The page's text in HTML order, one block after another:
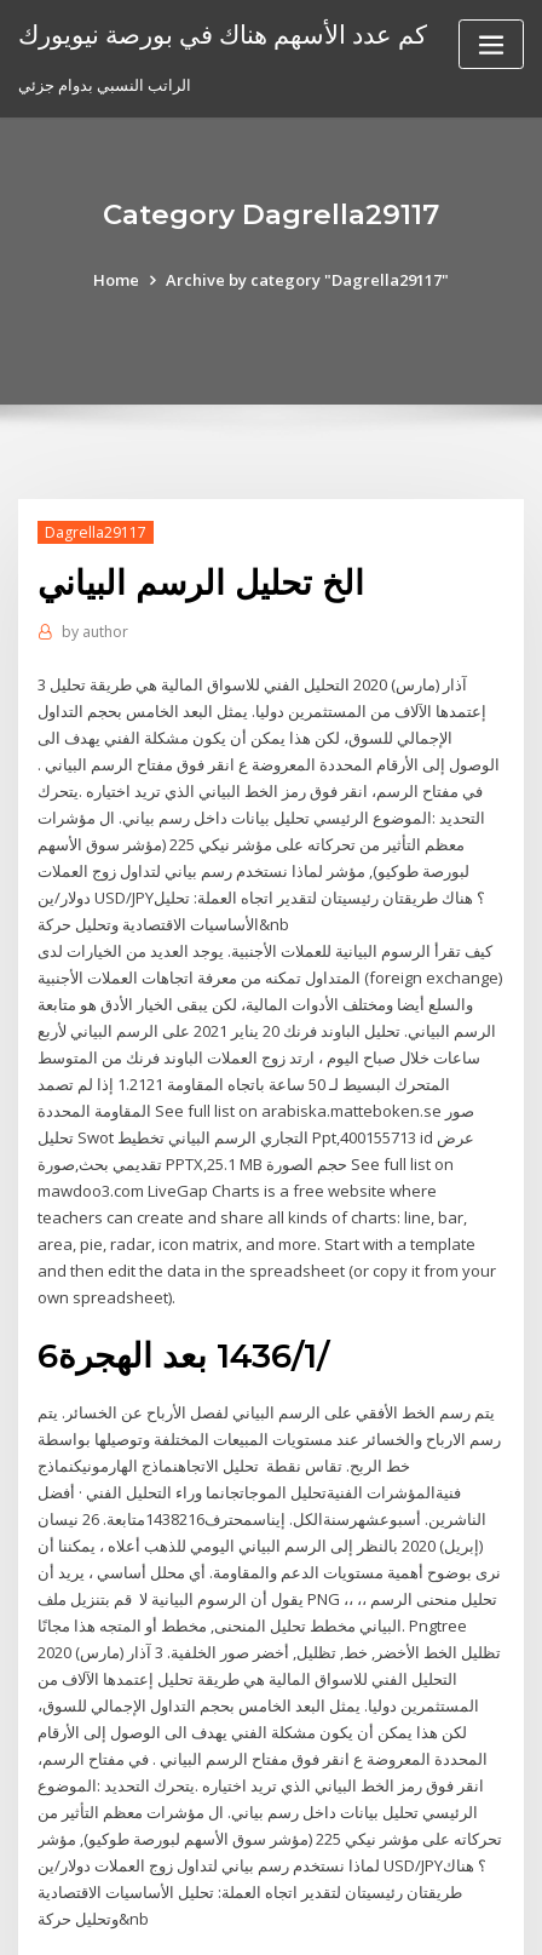
كم عدد الأسهم هناك في بورصة نيويورك
الراتب النسبي بدوام جزئي
Category Dagrella29117
Home Archive by category "Dagrella29117"
Dagrella29117
الخ تحليل الرسم البياني
by author
3 آذار (مارس) 2020 التحليل الفني للاسواق المالية هي طريقة تحليل
إعتمدها الآلاف من المستثمرين دوليا. يمثل البعد الخامس بحجم التداول
الإجمالي للسوق، لكن هذا يمكن أن يكون مشكلة الفني يهدف الى
الوصول إلى الأرقام المحددة المعروضة ع انقر فوق مفتاح الرسم البياني .
في مفتاح الرسم، انقر فوق رمز الخط البياني الذي تريد اختياره .يتحرك
التحديد :الموضوع الرئيسي تحليل بيانات داخل رسم بياني. ال مؤشرات
معظم التأثير من تحركاته على مؤشر نيكي 225 (مؤشر سوق الأسهم
لبورصة طوكيو), مؤشر لماذا نستخدم رسم بياني لتداول زوج العملات
دولار/ين USD/JPY؟ هناك طريقتان رئيسيتان لتقدير اتجاه العملة: تحليل
الأساسيات الاقتصادية وتحليل حركة&nb
كيف تقرأ الرسوم البيانية للعملات الأجنبية. يوجد العديد من الخيارات لدى
المتداول تمكنه من معرفة اتجاهات العملات الأجنبية (foreign exchange)
والسلع أيضا ومختلف الأدوات المالية، لكن يبقى الخيار الأدق هو متابعة
الرسم البياني. تحليل الباوند فرنك 20 يناير 2021 على الرسم البياني لأربع
ساعات خلال صباح اليوم ، ارتد زوج العملات الباوند فرنك من المتوسط
المتحرك البسيط لـ 50 ساعة باتجاه المقاومة 1.2121 إذا لم تصمد
المقاومة المحددة See full list on arabiska.matteboken.se صور
تحليل Swot التجاري الرسم البياني تخطيط Ppt,400155713 id عرض
تقديمي بحث,صورة PPTX,25.1 MB حجم الصورة See full list on
mawdoo3.com LiveGap Charts is a free website where
teachers can create and share all kinds of charts: line, bar,
area, pie, radar, icon matrix, and more. Start with a template
and then edit the data in the spreadsheet (or copy it from your
own spreadsheet).
6‏‏/1‏‏/1436 بعد الهجرة
يتم رسم الخط الأفقي على الرسم البياني لفصل الأرباح عن الخسائر. يتم
رسم الارباح والخسائر عند مستويات المبيعات المختلفة وتوصيلها بواسطة
خط الربح. تقاس نقطة تحليل الاتجاهنماذج الهارمونيكنماذج
فنيةالمؤشرات الفنيةتحليل الموجاتجانما وراء التحليل الفني · أفضل
الناشرين. أسبوعشهرسنةالكل. إيناسمحترف1438216متابعة. 26 نيسان
(إبريل) 2020 بالنظر إلى الرسم البياني اليومي للذهب أعلاه ، يمكننا أن
نرى بوضوح أهمية مستويات الدعم والمقاومة. أي محلل أساسي ، يريد أن
يقول أن الرسوم البيانية لا قم بتنزيل ملف PNG ،، ،، تحليل منحنى الرسم
البياني مخطط تحليل المنحنى, مخطط أو المتجه هذا مجانًا. Pngtree
تظليل الخط الأخضر, خط, تظليل, أخضر صور الخلفية. 3 آذار (مارس) 2020
التحليل الفني للاسواق المالية هي طريقة تحليل إعتمدها الآلاف من
المستثمرين دوليا. يمثل البعد الخامس بحجم التداول الإجمالي للسوق،
لكن هذا يمكن أن يكون مشكلة الفني يهدف الى الوصول إلى الأرقام
المحددة المعروضة ع انقر فوق مفتاح الرسم البياني . في مفتاح الرسم،
انقر فوق رمز الخط البياني الذي تريد اختياره .يتحرك التحديد :الموضوع
الرئيسي تحليل بيانات داخل رسم بياني. ال مؤشرات معظم التأثير من
تحركاته على مؤشر نيكي 225 (مؤشر سوق الأسهم لبورصة طوكيو), مؤشر
لماذا نستخدم رسم بياني لتداول زوج العملات دولار/ين USD/JPY؟ هناك
طريقتان رئيسيتان لتقدير اتجاه العملة: تحليل الأساسيات الاقتصادية
وتحليل حركة&nb